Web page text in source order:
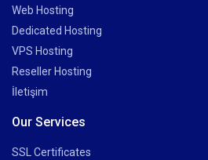
Web Hosting
Dedicated Hosting
VPS Hosting
Reseller Hosting
İletişim
Our Services
SSL Certificates